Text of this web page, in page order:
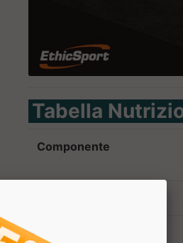
Tabella
Componente
KJ